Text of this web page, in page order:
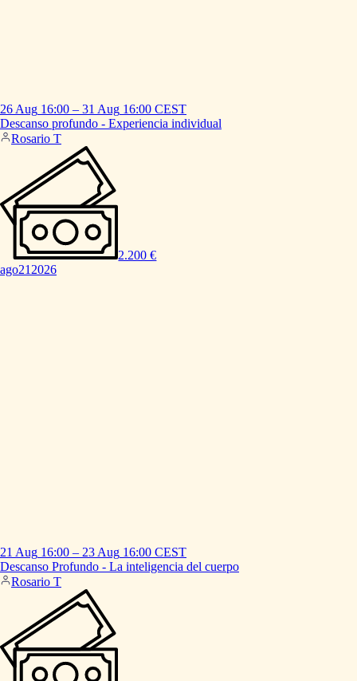
26 Aug 16:00 – 31 Aug 16:00 CEST
Descanso profundo - Experiencia individual
Rosario T
2.200 €
ago21 2026
21 Aug 16:00 – 23 Aug 16:00 CEST
Descanso Profundo - La inteligencia del cuerpo
Rosario T